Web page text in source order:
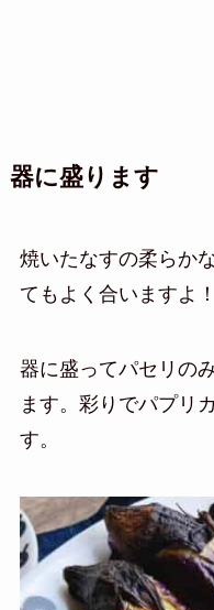
器に盛ります
焼いたなすの柔らか
てもよく合いますよ！
器に盛ってパセリの
ます。彩りでパプリ
す。